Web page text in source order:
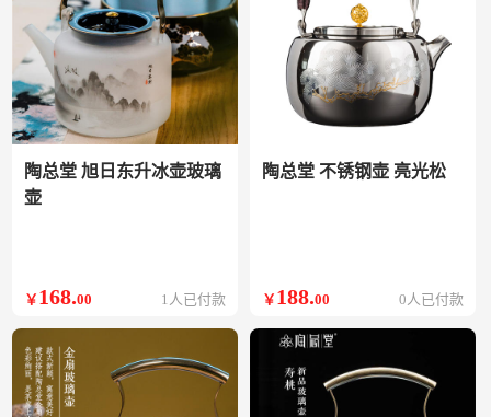
陶总堂 旭日东升冰壶玻璃
壶
￥ 168.00 1人已付款
陶总堂 不锈钢壶 亮光松
￥ 188.00 0人已付款